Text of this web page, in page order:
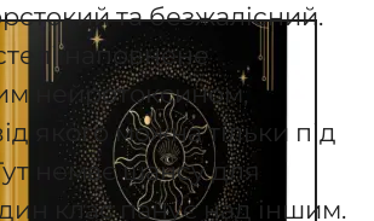
та безжалісний.
наповнене
нейротоксином,
якого можна тільки під
немає шансу для
клас панує над іншим.